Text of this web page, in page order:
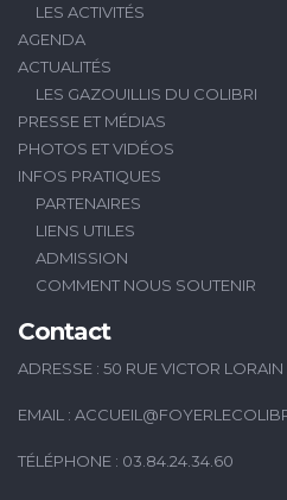
LES ACTIVITÉS
AGENDA
ACTUALITÉS
LES GAZOUILLIS DU COLIBRI
PRESSE ET MÉDIAS
PHOTOS ET VIDÉOS
INFOS PRATIQUES
PARTENAIRES
LIENS UTILES
ADMISSION
COMMENT NOUS SOUTENIR
Contact
ADRESSE : 50 RUE VICTOR
EMAIL :
TÉLÉPHONE : 03.84.24.34.60